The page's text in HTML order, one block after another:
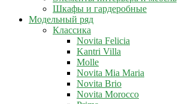
Шкафы и гардеробные
Модельный ряд
Классика
Novita Felicia
Kantri Villa
Molle
Novita Mia Maria
Novita Brio
Novita Morocco